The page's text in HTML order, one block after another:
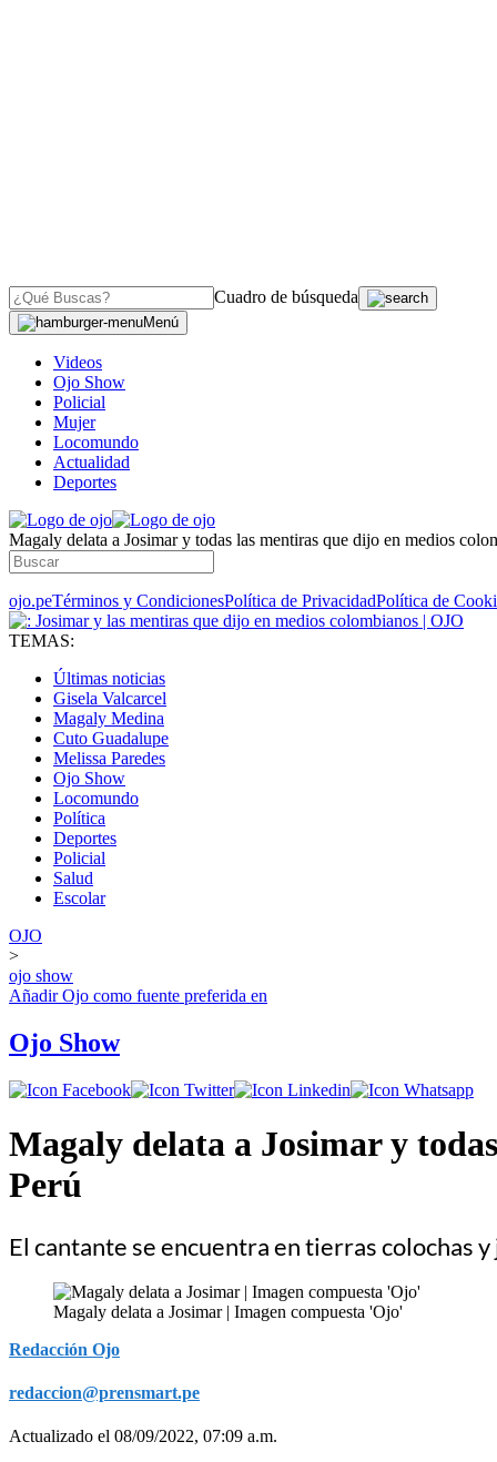
Cuadro de búsqueda
Menú
Videos
Ojo Show
Policial
Mujer
Locomundo
Actualidad
Deportes
Magaly delata a Josimar y todas las mentiras que dijo en medios
ojo.peTérminos y CondicionesPolítica de PrivacidadPolítica de
TEMAS:
Últimas noticias
Gisela Valcarcel
Magaly Medina
Cuto Guadalupe
Melissa Paredes
Ojo Show
Locomundo
Política
Deportes
Policial
Salud
Escolar
OJO
>
ojo show
AñadirOjo como fuente preferida en
Ojo Show
Magaly delata a Josimar y
Perú
El cantante se encuentra en tierras colochas
Magaly delata a Josimar | Imagen compuesta 'Ojo'
Redacción Ojo
redaccion@prensmart.pe
Actualizado el 08/09/2022, 07:09 a.m.